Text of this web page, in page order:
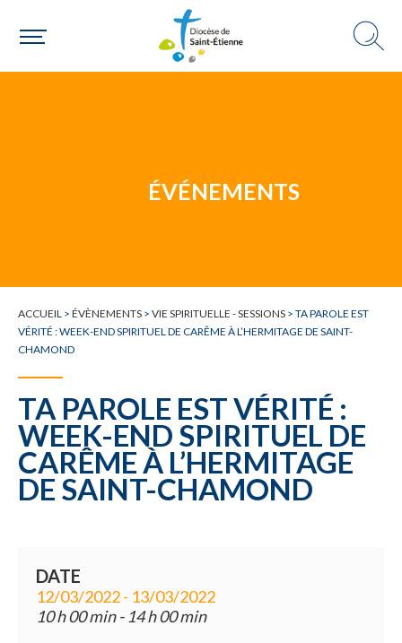
Un mouvement
Choisir ma paroisse par commune
Une commune
ÉVÉNEMENTS
ACCUEIL > ÉVÈNEMENTS > VIE SPIRITUELLE - SESSIONS > TA PAROLE EST
VÉRITÉ : WEEK-END SPIRITUEL DE CARÊME À L’HERMITAGE DE SAINT-
CHAMOND
TA PAROLE EST VÉRITÉ :
WEEK-END SPIRITUEL DE
CARÊME À L’HERMITAGE
DE SAINT-CHAMOND
DATE
12/03/2022 - 13/03/2022
10 h 00 min - 14 h 00 min